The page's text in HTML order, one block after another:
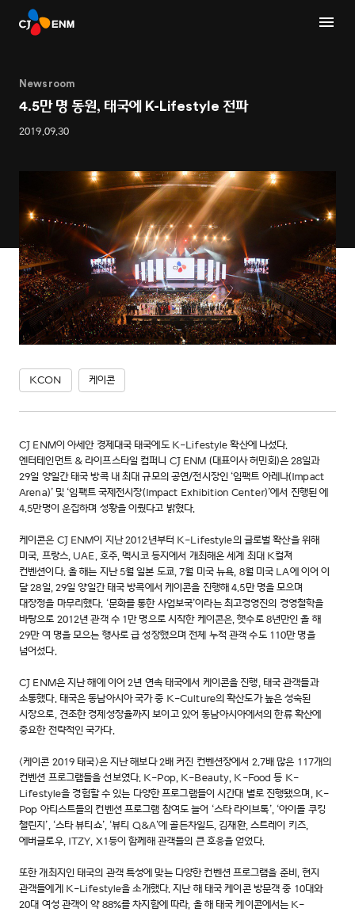
Newsroom
4.5만 명 동원, 태국에 K-Lifestyle 전파
2019.09.30
KCON 케이콘
CJ ENM이 아세안 경제대국 태국에도 K-Lifestyle 확산에 나섰다.
엔터테인먼트 & 라이프스타일 컴퍼니 CJ ENM (대표이사 허민회)은 28일과
29일 양일간 태국 방콕 내 최대 규모의 공연/전시장인 ‘임팩트 아레나(Impact
Arena)’ 및 ‘임팩트 국제전시장(Impact Exhibition Center)’에서 진행된에
4.5만명이 운집하며 성황을 이뤘다고 밝혔다.
케이콘은 CJ ENM이 지난 2012년부터 K-Lifestyle의 글로벌 확산을 위해
미국, 프랑스, UAE, 호주, 멕시코 등지에서 개최해온 세계 최대 K컬쳐
컨벤션이다. 올 해는 지난 5월 일본 도쿄, 7월 미국 뉴욕, 8월 미국 LA에 이어 이
달 28일, 29일 양일간 태국 방콕에서 케이콘을 진행해 4.5만 명을 모으며
대장정을 마무리했다. ‘문화를 통한 사업보국’이라는 최고경영진의 경영철학을
바탕으로 2012년 관객 수 1만 명으로 시작한 케이콘은, 햇수로 8년만인 올 해
29만 여 명을 모으는 행사로 급 성장했으며 전체 누적 관객 수도 110만 명을
넘어섰다.
CJ ENM은 지난 해에 이어 2년 연속 태국에서 케이콘을 진행, 태국 관객들과
소통했다. 태국은 동남아시아 국가 중 K-Culture의 확산도가 높은 성숙된
시장으로, 견조한 경제성장율까지 보이고 있어 동남아시아에서의 한류 확산에
중요한 전략적인 국가다.
<케이콘 2019 태국>은 지난 해보다 2배 커진 컨벤션장에서 2.7배 많은 117개의
컨벤션 프로그램들을 선보였다. K-Pop, K-Beauty, K-Food 등 K-
Lifestyle을 경험할 수 있는 다양한 프로그램들이 시간대 별로 진행됐으며, K-
Pop 아티스트들의 컨벤션 프로그램 참여도 늘어 ‘스타 라이브톡’, ‘아이돌 쿠킹
챌린지’, ‘스타 뷰티쇼’, ‘뷰티 Q&A’에 골든차일드, 김재환, 스트레이 키즈,
에버글로우, ITZY, X1등이 함께해 관객들의 큰 호응을 얻었다.
또한 개최지인 태국의 관객 특성에 맞는 다양한 컨벤션 프로그램을 준비, 현지
관객들에게 K-Lifestyle을 소개했다. 지난 해 태국 케이콘 방문객 중 10대와
20대 여성 관객이 약 88%를 차지함에 따라, 올 해 태국 케이콘에서는 K-